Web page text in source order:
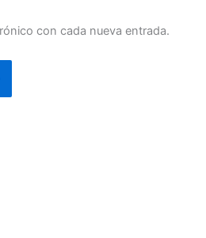
con cada nueva entrada.